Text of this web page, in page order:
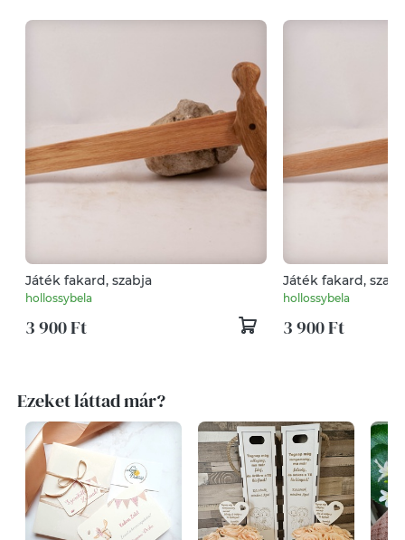
Játék fakard, szabja
hollossybela
3 900 Ft
Játék fakard,
hollossybela
3 900 Ft
Ezeket láttad már?